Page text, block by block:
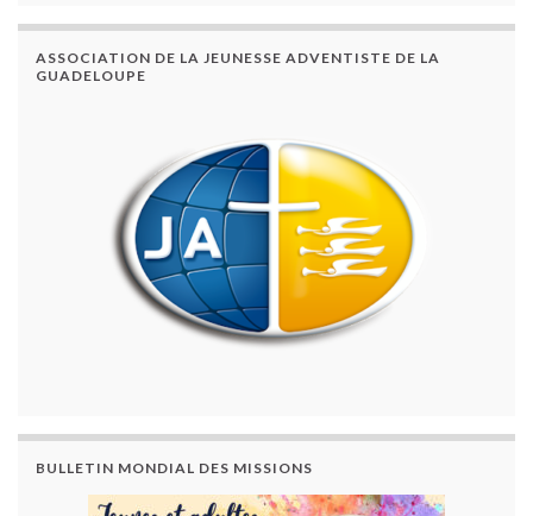
ASSOCIATION DE LA JEUNESSE ADVENTISTE DE LA
GUADELOUPE
BULLETIN MONDIAL DES MISSIONS